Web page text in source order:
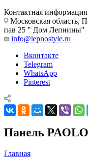
Контактная информация
Московская область,
пав 25 " Дом Лепнины"
info@lepnostyle.ru
Вконтакте
Telegram
WhatsApp
Pinterest
Панель
Главная